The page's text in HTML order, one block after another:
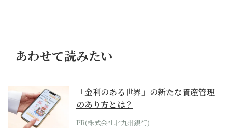
あわせて読みたい
「金利のある世界」の新たな資産管理
のあり方とは？
PR(株式会社北九州銀行)